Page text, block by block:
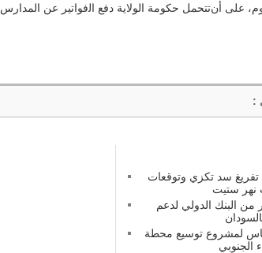
على أﻥﺗﺘﺤﻤﻞ ﺣﻜﻮﻣﺔ الولاية ﺩﻓﻊ ﺍﻟﻓﻮﺍﺗﻴﺮ ﻋﻦ ﺍﻟﻤﺪﺍﺭﺱ.
:
تفريغ سد تكزي وتوقعات
نهر ستيت
من البنك الدولي لدعم
لمشروع توسيع محطة
الجنوبي